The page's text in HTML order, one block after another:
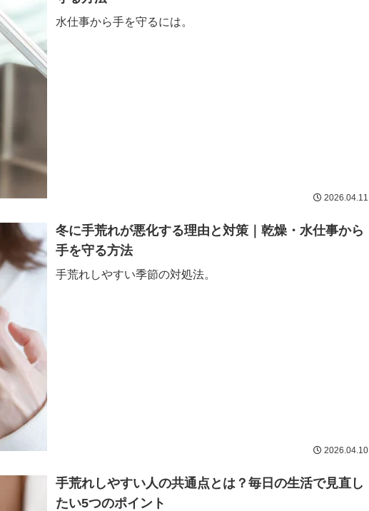
水仕事から手を守るには。
2026.04.11
冬に手荒れが悪化する理由と対策｜乾燥・水仕事から
手を守る方法
手荒れしやすい季節の対処法。
2026.04.10
手荒れしやすい人の共通点とは？毎日の生活で見直し
たい5つのポイント